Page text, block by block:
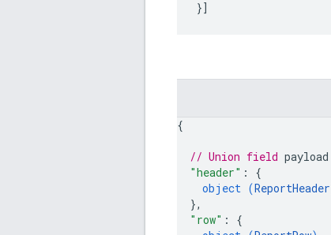
{
// Union field payload
"header" : {
object (ReportHeader
},
"row" : {